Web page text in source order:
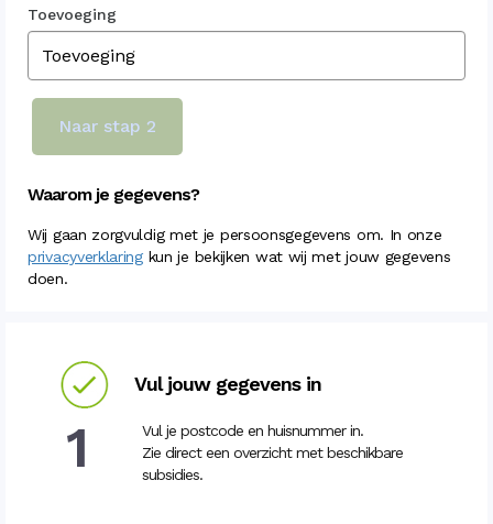
Toevoeging
Naar stap 2
Waarom je gegevens?
Wij gaan zorgvuldig met je persoonsgegevens om. In onze
privacyverklaringkun je bekijken wat wij met jouw gegevens
doen.
Vul jouw gegevens in
1
Vul je postcode en huisnummer in.
Zie direct een overzicht met beschikbare
subsidies.